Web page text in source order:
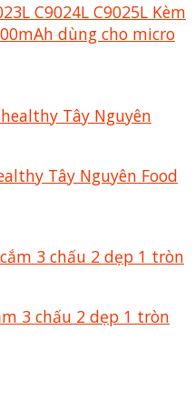
C9024L C9025L Kèm
dùng cho micro
Tây Nguyên Food
3 chấu 2 dẹp 1 tròn